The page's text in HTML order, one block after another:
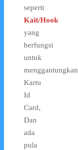
seperti
Kait/Hook
yang
berfungsi
untuk
menggantungkan
Kartu
Id
Card,
Dan
ada
pula